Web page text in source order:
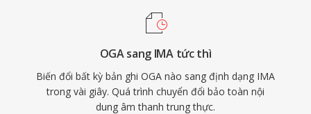
OGA sang IMA tức thì
Biến đổi bất kỳ bản ghi OGA nào sang định dạng IMA
trong vài giây. Quá trình chuyển đổi bảo toàn nội
dung âm thanh trung thực.